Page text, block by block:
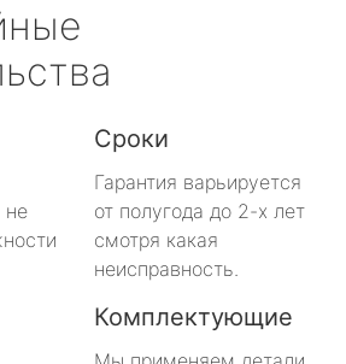
не
Сроки
Гарантия варьируется
от полугода до 2-х лет
смотря какая
неисправность.
Комплектующие